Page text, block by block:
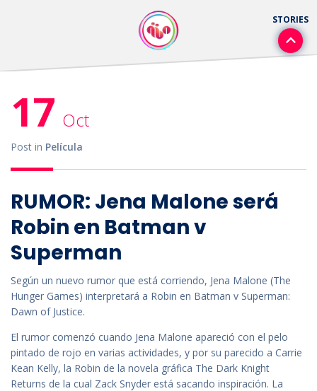
17 Oct
Post in Película
RUMOR: Jena Malone será
Robin en Batman v
Superman
Según un nuevo rumor que está corriendo, Jena Malone (The
Hunger Games) interpretará a Robin en Batman v Superman:
Dawn of Justice.
El rumor comenzó cuando Jena Malone apareció con el pelo
pintado de rojo en varias actividades, y por su parecido a Carrie
Kean Kelly, la Robin de la novela gráfica The Dark Knight
Returns de la cual Zack Snyder está sacando inspiración. La